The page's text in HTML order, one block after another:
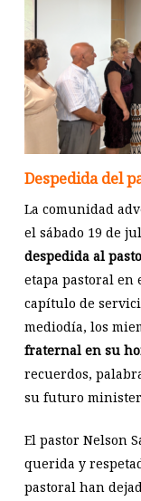
Despedida del
La comunidad
el sábado 19 de
despedida al
etapa pastoral
capítulo de
mediodía, los
fraternal en su
recuerdos,
su futuro
El pastor Nelson
querida y
pastoral han